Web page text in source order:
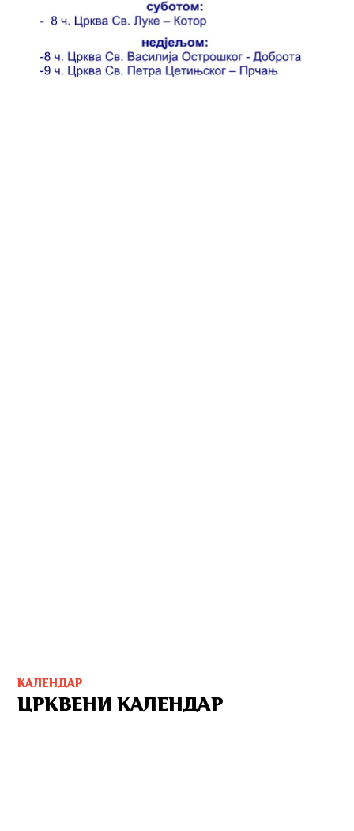
КАЛЕНДАР
ЦРКВЕНИ КАЛЕНДАР